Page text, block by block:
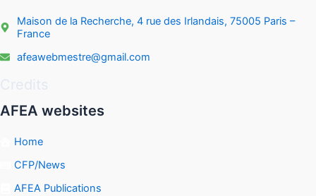
Maison de la Recherche, 4 rue des Irlandais, 75005 Paris –
France
afeawebmestre@gmail.com
AFEA websites
Home
CFP/News
AFEA Publications